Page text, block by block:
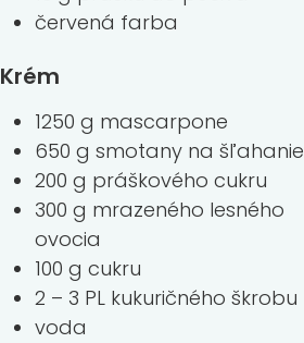
červená farba
Krém
1250 g mascarpone
650 g smotany na šľahanie
200 g práškového cukru
300 g mrazeného lesného
ovocia
100 g cukru
2 – 3 PL kukuričného škrobu
voda